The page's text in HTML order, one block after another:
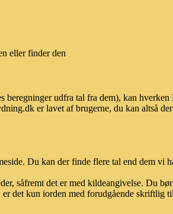
eller finder den
udfra tal fra dem), kan
er lavet af brugerne, du kan altså
Du kan der finde flere tal end dem vi
såfremt det er med kildeangivelse. Du
det kun iorden med forudgående skriftlig